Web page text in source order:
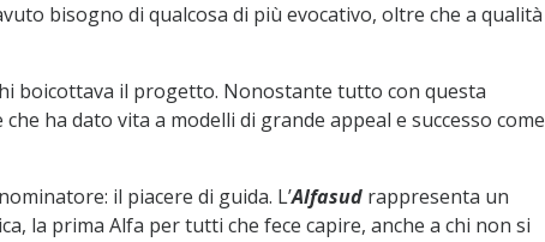
bisogno di qualcosa di più evocativo, oltre che a qualità
boicottava il progetto. Nonostante tutto con questa
ha dato vita a modelli di grande appeal e successo come
il piacere di guida. L’Alfasud rappresenta un
la prima Alfa per tutti che fece capire, anche a chi non si